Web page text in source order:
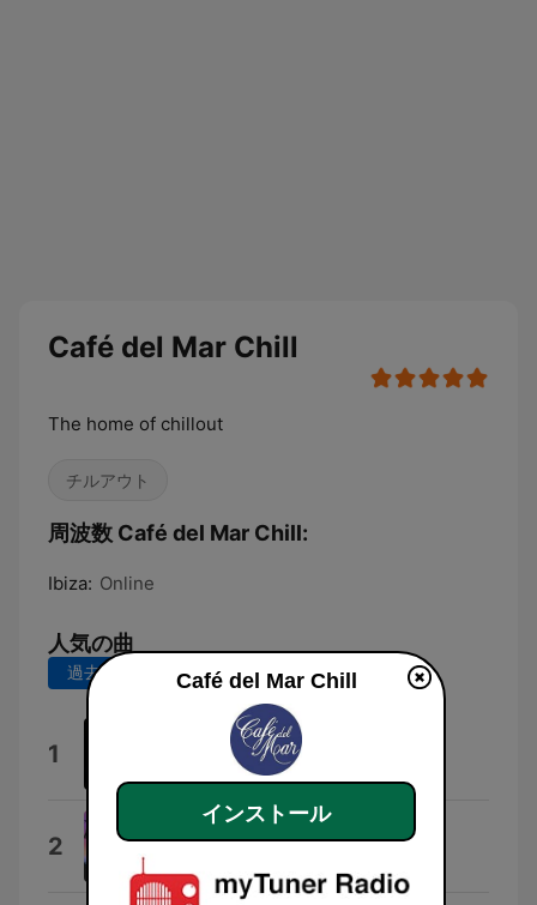
Café del Mar Chill
The home of chillout
チルアウト
周波数 Café del Mar Chill:
Ibiza: Online
人気の曲
過去7日間 過去30日間
1 Nene (feat. Natalia Clavier)
2 Cascade
Café del Mar Chill
インストール